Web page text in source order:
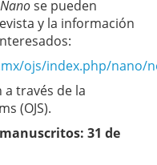
se pueden
y la información
ojs/index.php/nano/
través de la
(OJS).
31 de